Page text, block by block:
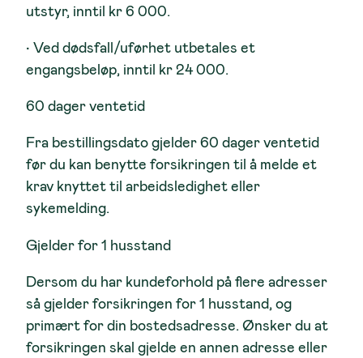
utstyr, inntil kr 6 000.
• Ved dødsfall/uførhet utbetales et
engangsbeløp, inntil kr 24 000.
60 dager ventetid
Fra bestillingsdato gjelder 60 dager ventetid
før du kan benytte forsikringen til å melde et
krav knyttet til arbeidsledighet eller
sykemelding.
Gjelder for 1 husstand
Dersom du har kundeforhold på flere adresser
så gjelder forsikringen for 1 husstand, og
primært for din bostedsadresse. Ønsker du at
forsikringen skal gjelde en annen adresse eller